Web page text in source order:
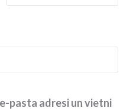
pasta adresi un vietni